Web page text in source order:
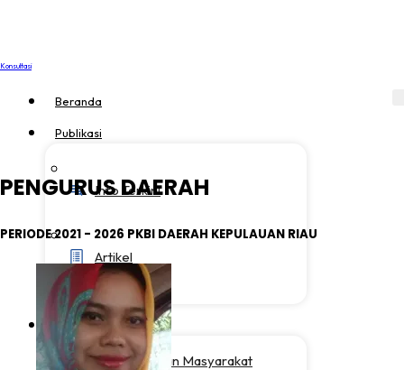
Konsultasi
Beranda
Publikasi
Info Terkini
Artikel
Program
Pemberdayaan Masyarakat
PENGURUS DAERAH
PERIODE 2021 - 2026 PKBI DAERAH KEPULAUAN RIAU